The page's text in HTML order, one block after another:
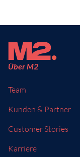
Über M2
Team
Kunden & Partner
Customer Stories
Karriere